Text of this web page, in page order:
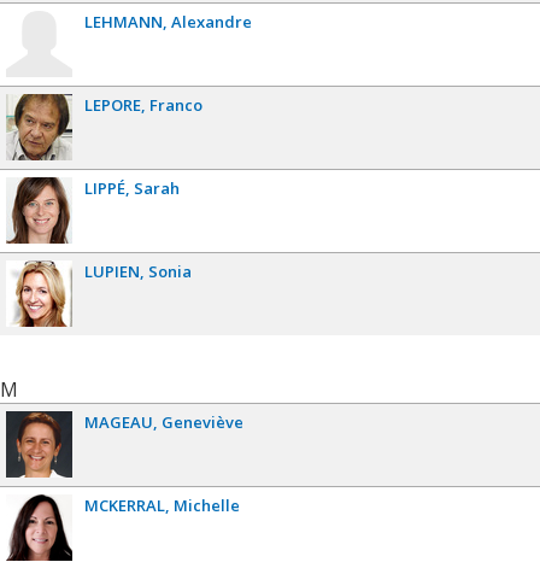
LEHMANN Alexandre
LEPORE Franco
LIPPÉ Sarah
LUPIEN Sonia
M
MAGEAU Geneviève
MCKERRAL Michelle